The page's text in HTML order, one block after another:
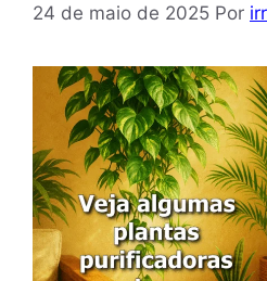
24 de maio de 2025 Por